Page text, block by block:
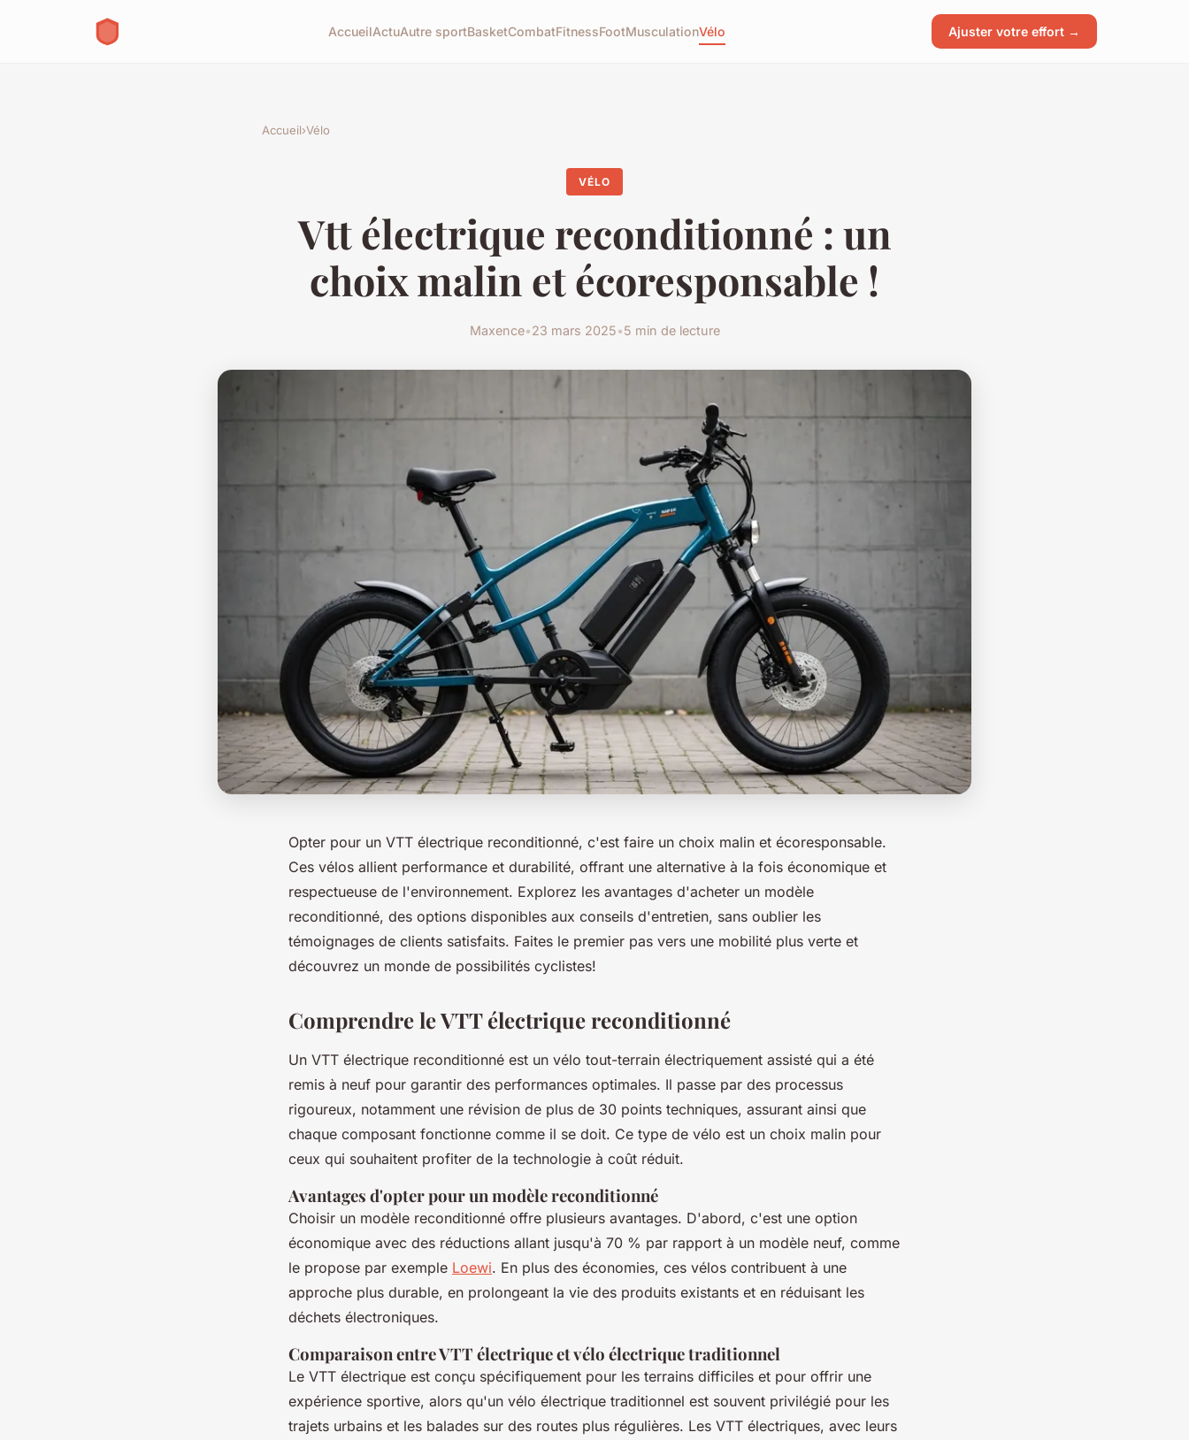
AccueilActuAutre sportBasketCombatFitnessFootMusculationVélo Ajuster votre effort →
Accueil›Vélo
VÉLO
Vtt électrique reconditionné : un
choix malin et écoresponsable !
Maxence•23 mars 2025•5 min de lecture
Opter pour un VTT électrique reconditionné, c'est faire un choix malin et écoresponsable.
Ces vélos allient performance et durabilité, offrant une alternative à la fois économique et
respectueuse de l'environnement. Explorez les avantages d'acheter un modèle
reconditionné, des options disponibles aux conseils d'entretien, sans oublier les
témoignages de clients satisfaits. Faites le premier pas vers une mobilité plus verte et
découvrez un monde de possibilités cyclistes!
Comprendre le VTT électrique reconditionné
Un VTT électrique reconditionné est un vélo tout-terrain électriquement assisté qui a été
remis à neuf pour garantir des performances optimales. Il passe par des processus
rigoureux, notamment une révision de plus de 30 points techniques, assurant ainsi que
chaque composant fonctionne comme il se doit. Ce type de vélo est un choix malin pour
ceux qui souhaitent profiter de la technologie à coût réduit.
Avantages d'opter pour un modèle reconditionné
Choisir un modèle reconditionné offre plusieurs avantages. D'abord, c'est une option
économique avec des réductions allant jusqu'à 70 % par rapport à un modèle neuf, comme
le propose par exemple Loewi. En plus des économies, ces vélos contribuent à une
approche plus durable, en prolongeant la vie des produits existants et en réduisant les
déchets électroniques.
Comparaison entre VTT électrique et vélo électrique traditionnel
Le VTT électrique est conçu spécifiquement pour les terrains difficiles et pour offrir une
expérience sportive, alors qu'un vélo électrique traditionnel est souvent privilégié pour les
trajets urbains et les balades sur des routes plus régulières. Les VTT électriques, avec leurs